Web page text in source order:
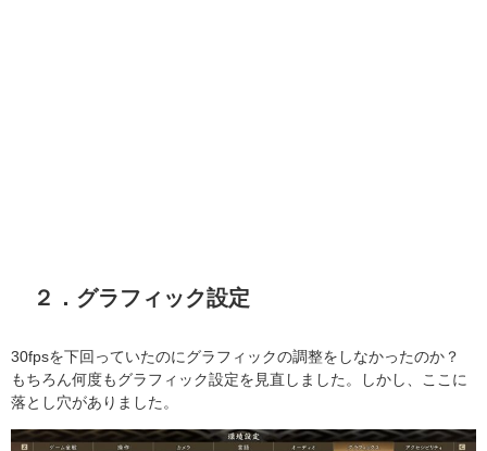
２．グラフィック設定
30fpsを下回っていたのにグラフィックの調整をしなかったのか？
もちろん何度もグラフィック設定を見直しました。しかし、ここに
落とし穴がありました。